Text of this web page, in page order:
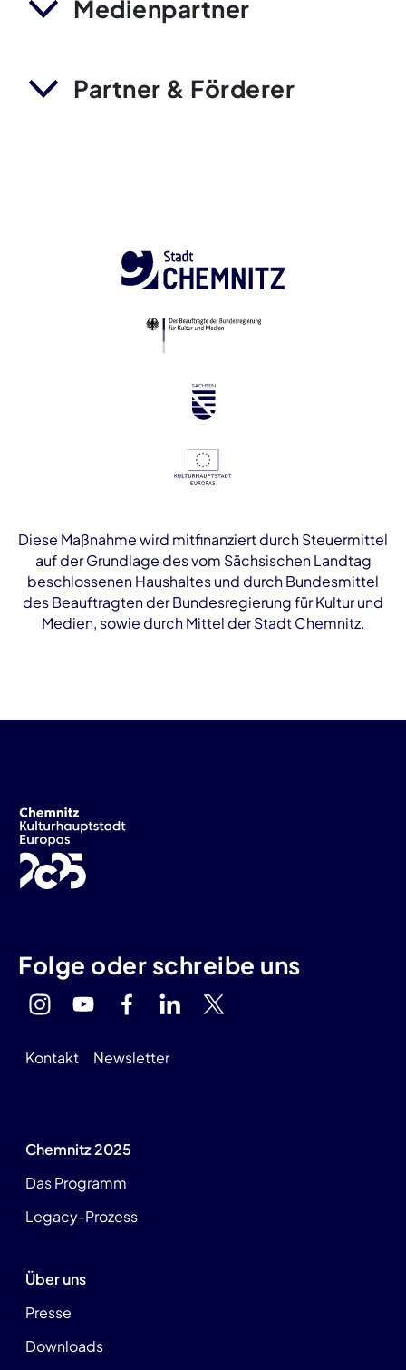
Medienpartner
Partner & Förderer
Diese Maßnahme wird mitfinanziert durch Steuermittel
auf der Grundlage des vom Sächsischen Landtag
beschlossenen Haushaltes und durch Bundesmittel
des Beauftragten der Bundesregierung für Kultur und
Medien, sowie durch Mittel der Stadt Chemnitz.
Folge oder schreibe uns
Kontakt Newsletter
Chemnitz 2025
Das Programm
Legacy-Prozess
Über uns
Presse
Downloads